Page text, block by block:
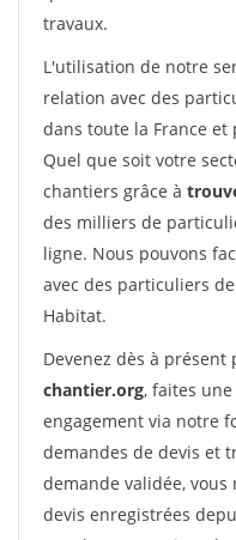
travaux.
L'utilisation de notre
relation avec des
dans toute la France
Quel que soit votre
chantiers grâce à
des milliers de
ligne. Nous pouvons
avec des particuliers
Habitat.
Devenez dès à
chantier.org, faites
engagement via notre
demandes de devis et
demande validée, vous
devis enregistrées